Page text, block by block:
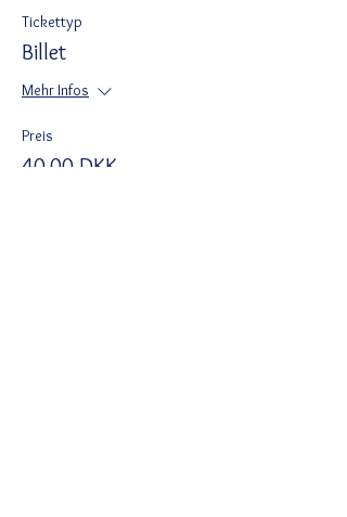
Tickettyp
Billet
Mehr Infos
Preis
40,00 DKK